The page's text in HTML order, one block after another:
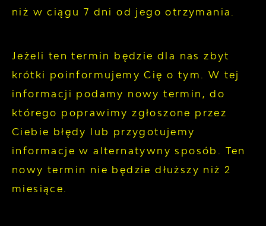
niż w ciągu 7 dni od jego otrzymania.
Jeżeli ten termin będzie dla nas zbyt
krótki poinformujemy Cię o tym. W tej
informacji podamy nowy termin, do
którego poprawimy zgłoszone przez
Ciebie błędy lub przygotujemy
informacje w alternatywny sposób. Ten
nowy termin nie będzie dłuższy niż 2
miesiące.